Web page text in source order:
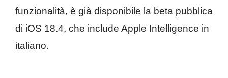
funzionalità, è già disponibile la beta pubblica
di iOS 18.4, che include Apple Intelligence in
italiano.